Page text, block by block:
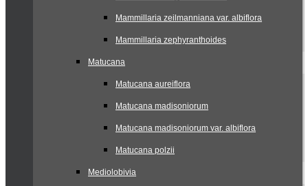
Mammillaria zeilmanniana var. albiflora
Mammillaria zephyranthoides
Matucana
Matucana aureiflora
Matucana madisoniorum
Matucana madisoniorum var. albiflora
Matucana polzii
Mediolobivia